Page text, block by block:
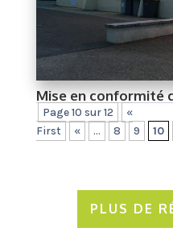
Mise en conformité
Page 10 sur 12
«
First
« ... 8 9 10
PLUS DE